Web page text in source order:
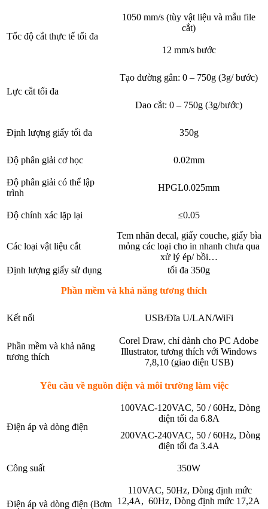
Tốc độ cắt thực tế tối đa
1050 mm/s (tùy vật liệu và mẫu file
cắt)
12 mm/s bước
Lực cắt tối đa
Tạo đường gân: 0 – 750g (3g/ bước)
Dao cắt: 0 – 750g (3g/bước)
Định lượng giấy tối đa 350g
Độ phân giải cơ học 0.02mm
Độ phân giải có thể lập
trình
HPGL0.025mm
Độ chính xác lặp lại ≤0.05
Các loại vật liệu cắt
Tem nhãn decal, giấy couche, giấy bìa
mỏng các loại cho in nhanh chưa qua
xử lý ép/ bồi…
Định lượng giấy sử dụng
tối đa 350g
Phần mềm và khả năng tương thích
Kết nối USB/Đĩa U/LAN/WiFi
Phần mềm và khả năng
tương thích
Corel Draw, chỉ dành cho PC Adobe
Illustrator, tương thích với Windows
7,8,10 (giao diện USB)
Yêu cầu về nguồn điện và môi trường làm việc
Điện áp và dòng điện
100VAC-120VAC, 50 / 60Hz, Dòng
điện tối đa 6.8A
200VAC-240VAC, 50 / 60Hz, Dòng
điện tối đa 3.4A
Công suất 350W
Điện áp và dòng điện (Bơm
110VAC, 50Hz, Dòng định mức
12,4A, 60Hz, Dòng định mức 17,2A